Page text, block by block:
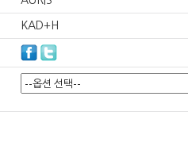
KAD+H